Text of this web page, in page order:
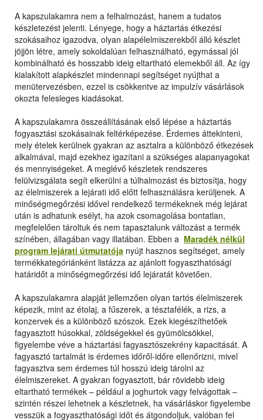
A kapszulakamra nem a felhalmozást, hanem a tudatos
készletezést jelenti. Lényege, hogy a háztartás étkezési
szokásaihoz igazodva, olyan alapélelmiszerekből álló készlet
jöjjön létre, amely sokoldalúan felhasználható, egymással jól
kombinálható és hosszabb ideig eltartható elemekből áll. Az így
kialakított alapkészlet mindennapi segítséget nyújthat a
menütervezésben, ezzel is csökkentve az impulzív vásárlások
okozta felesleges kiadásokat.
A kapszulakamra összeállításának első lépése a háztartás
fogyasztási szokásainak feltérképezése. Érdemes áttekinteni,
mely ételek kerülnek gyakran az asztalra a különböző étkezések
alkalmával, majd ezekhez igazítani a szükséges alapanyagokat
és mennyiségeket. A meglévő készletek rendszeres
felülvizsgálata segít elkerülni a túlhalmozást és biztosítja, hogy
az élelmiszerek a lejárati idő előtt felhasználásra kerüljenek. A
minőségmegőrzési idővel rendelkező termékeknek még lejárat
után is adhatunk esélyt, ha azok csomagolása bontatlan,
megfelelően tároltuk és nem tapasztalunk változást a termék
színében, állagában vagy illatában. Ebben a Maradék nélkül
program lejárati útmutatója nyújt hasznos segítséget, amely
termékkategóriánként listázza az ajánlott fogyaszthatósági
határidőt a minőségmegőrzési idő lejáratát követően.
A kapszulakamra alapját jellemzően olyan tartós élelmiszerek
képezik, mint az étolaj, a fűszerek, a tésztafélék, a rizs, a
konzervek és a különböző szószok. Ezek kiegészíthetőek
fagyasztott húsokkal, zöldségekkel és gyümölcsökkel,
figyelembe véve a háztartási fagyasztószekrény kapacitását. A
fagyasztó tartalmát is érdemes időről-időre ellenőrizni, mivel
fagyasztva sem érdemes túl hosszú ideig tárolni az
élelmiszereket. A gyakran fogyasztott, bár rövidebb ideig
eltartható termékek – például a joghurtok vagy felvágottak –
szintén részei lehetnek a készletnek, ha vásárláskor figyelembe
vesszük a fogyaszthatósági időt és átgondoljuk, valóban fel